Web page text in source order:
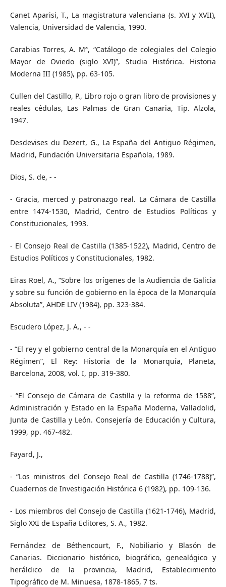
Canet Aparisi, T., La magistratura valenciana (s. XVI y XVII),
Valencia, Universidad de Valencia, 1990.
Carabias Torres, A. Mª, “Catálogo de colegiales del Colegio
Mayor de Oviedo (siglo XVI)”, Studia Histórica. Historia
Moderna III (1985), pp. 63-105.
Cullen del Castillo, P., Libro rojo o gran libro de provisiones y
reales cédulas, Las Palmas de Gran Canaria, Tip. Alzola,
1947.
Desdevises du Dezert, G., La España del Antiguo Régimen,
Madrid, Fundación Universitaria Española, 1989.
Dios, S. de, - -
- Gracia, merced y patronazgo real. La Cámara de Castilla
entre 1474-1530, Madrid, Centro de Estudios Políticos y
Constitucionales, 1993.
- El Consejo Real de Castilla (1385-1522), Madrid, Centro de
Estudios Políticos y Constitucionales, 1982.
Eiras Roel, A., “Sobre los orígenes de la Audiencia de Galicia
y sobre su función de gobierno en la época de la Monarquía
Absoluta”, AHDE LIV (1984), pp. 323-384.
Escudero López, J. A., - -
- “El rey y el gobierno central de la Monarquía en el Antiguo
Régimen”, El Rey: Historia de la Monarquía, Planeta,
Barcelona, 2008, vol. I, pp. 319-380.
- “El Consejo de Cámara de Castilla y la reforma de 1588”,
Administración y Estado en la España Moderna, Valladolid,
Junta de Castilla y León. Consejería de Educación y Cultura,
1999, pp. 467-482.
Fayard, J.,
- “Los ministros del Consejo Real de Castilla (1746-1788)”,
Cuadernos de Investigación Histórica 6 (1982), pp. 109-136.
- Los miembros del Consejo de Castilla (1621-1746), Madrid,
Siglo XXI de España Editores, S. A., 1982.
Fernández de Béthencourt, F., Nobiliario y Blasón de
Canarias. Diccionario histórico, biográfico, genealógico y
heráldico de la provincia, Madrid, Establecimiento
Tipográfico de M. Minuesa, 1878-1865, 7 ts.